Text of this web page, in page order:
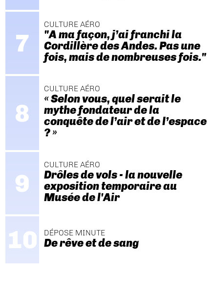
CULTURE AÉRO
"A ma façon, j’ai franchi la
Cordillère des Andes. Pas une
fois, mais de nombreuses fois."
CULTURE AÉRO
« Selon vous, quel serait le
mythe fondateur de la
conquête de l’air et de l’espace
? »
CULTURE AÉRO
Drôles de vols - la nouvelle
exposition temporaire au
Musée de l'Air
DÉPOSE MINUTE
De rêve et de sang